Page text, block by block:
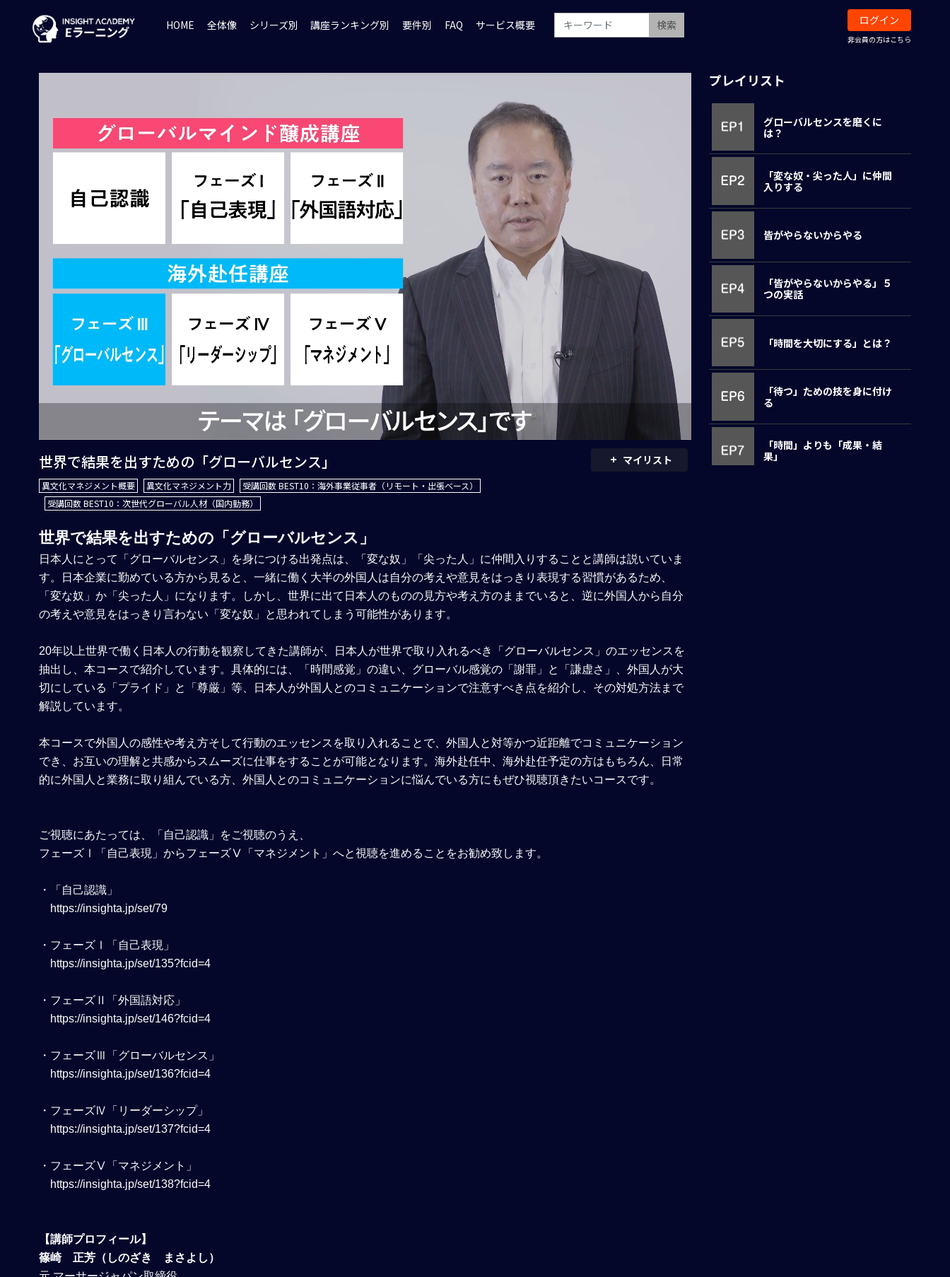
HOME 全体像 シリーズ別 講座ランキング別 要件別 FAQ サービス概要 検索 ログイン
非会員の方はこちら
+ マイリスト
世界で結果を出すための「グローバルセンス」
異文化マネジメント概要 異文化マネジメント力
受講回数 BEST10：海外事業従事者（リモート・出張ベース）
受講回数 BEST10：次世代グローバル人材（国内勤務）
世界で結果を出すための「グローバルセンス」
日本人にとって「グローバルセンス」を身につける出発点は、「変な奴」「尖った人」に仲間入りすることと講師は説いていま
す。日本企業に勤めている方から見ると、一緒に働く大半の外国人は自分の考えや意見をはっきり表現する習慣があるため、
「変な奴」か「尖った人」になります。しかし、世界に出て日本人のものの見方や考え方のままでいると、逆に外国人から自分
の考えや意見をはっきり言わない「変な奴」と思われてしまう可能性があります。
20年以上世界で働く日本人の行動を観察してきた講師が、日本人が世界で取り入れるべき「グローバルセンス」のエッセンスを
抽出し、本コースで紹介しています。具体的には、「時間感覚」の違い、グローバル感覚の「謝罪」と「謙虚さ」、外国人が大
切にしている「プライド」と「尊厳」等、日本人が外国人とのコミュニケーションで注意すべき点を紹介し、その対処方法まで
解説しています。
本コースで外国人の感性や考え方そして行動のエッセンスを取り入れることで、外国人と対等かつ近距離でコミュニケーション
でき、お互いの理解と共感からスムーズに仕事をすることが可能となります。海外赴任中、海外赴任予定の方はもちろん、日常
的に外国人と業務に取り組んでいる方、外国人とのコミュニケーションに悩んでいる方にもぜひ視聴頂きたいコースです。
ご視聴にあたっては、「自己認識」をご視聴のうえ、
フェーズⅠ「自己表現」からフェーズⅤ「マネジメント」へと視聴を進めることをお勧め致します。
・「自己認識」
https://insighta.jp/set/79
・フェーズⅠ「自己表現」
https://insighta.jp/set/135?fcid=4
・フェーズⅡ「外国語対応」
https://insighta.jp/set/146?fcid=4
・フェーズⅢ「グローバルセンス」
https://insighta.jp/set/136?fcid=4
・フェーズⅣ「リーダーシップ」
https://insighta.jp/set/137?fcid=4
・フェーズⅤ「マネジメント」
https://insighta.jp/set/138?fcid=4
【講師プロフィール】
篠崎 正芳（しのざき まさよし）
プレイリスト
グローバルセンスを磨くに
は？
「変な奴・尖った人」に仲間
入りする
皆がやらないからやる
「皆がやらないからやる」５
つの実話
「時間を大切にする」とは？
「待つ」ための技を身に付け
る
「時間」よりも「成果・結
果」